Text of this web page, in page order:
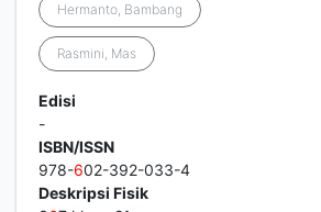
Hermanto, Bambang
Rasmini, Mas
Edisi
-
ISBN/ISSN
978-602-392-033-4
Deskripsi Fisik